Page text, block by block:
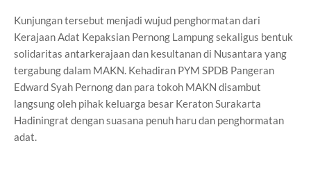
Kunjungan tersebut menjadi wujud penghormatan dari
Kerajaan Adat Kepaksian Pernong Lampung sekaligus bentuk
solidaritas antarkerajaan dan kesultanan di Nusantara yang
tergabung dalam MAKN. Kehadiran PYM SPDB Pangeran
Edward Syah Pernong dan para tokoh MAKN disambut
langsung oleh pihak keluarga besar Keraton Surakarta
Hadiningrat dengan suasana penuh haru dan penghormatan
adat.